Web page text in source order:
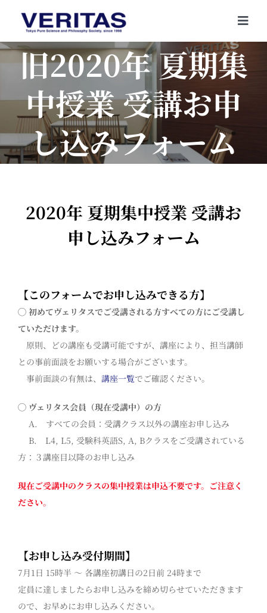
content
旧2020年 夏期集
中授業 受講お申
し込みフォーム
2020年 夏期集中授業 受講お
申し込みフォーム
【このフォームでお申し込みできる方】
◯ 初めてヴェリタスでご受講される方すべての方にご受講し
ていただけます。
原則、どの講座も受講可能ですが、講座により、担当講師
との事前面談をお願いする場合がございます。
事前面談の有無は、 講座一覧でご確認ください。
◯ ヴェリタス会員（現在受講中）の方
A. すべての会員：受講クラス以外の講座お申し込み
B. L4, L5, 受験科英語S, A, Bクラスをご受講されている
方：３講座目以降のお申し込み
現在ご受講中のクラスの集中授業は申込不要です。ご注意く
ださい。
【お申し込み受付期間】
7月1日 15時半 〜 各講座初講日の2日前 24時まで
定員に達しましたらお申し込みを締め切らせていただきます
ので、お早めにお申し込みください。